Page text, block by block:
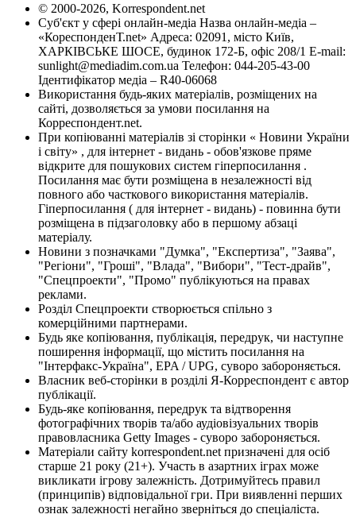
© 2000-2026, Korrespondent.net
Суб'єкт у сфері онлайн-медіа Назва онлайн-медіа –
«КореспонденТ.net» Адреса: 02091, місто Київ,
ХАРКІВСЬКЕ ШОСЕ, будинок 172-Б, офіс 208/1 E-mail:
sunlight@mediadim.com.ua Телефон: 044-205-43-00
Ідентифікатор медіа – R40-06068
Використання будь-яких матеріалів, розміщених на
сайті, дозволяється за умови посилання на
Корреспондент.net.
При копіюванні матеріалів зі сторінки « Новини України
і світу» , для інтернет - видань - обов'язкове пряме
відкрите для пошукових систем гіперпосилання .
Посилання має бути розміщена в незалежності від
повного або часткового використання матеріалів.
Гіперпосилання ( для інтернет - видань) - повинна бути
розміщена в підзаголовку або в першому абзаці
матеріалу.
Новини з позначками "Думка", "Експертиза", "Заява",
"Регіони", "Гроші", "Влада", "Вибори", "Тест-драйв",
"Спецпроекти", "Промо" публікуються на правах
реклами.
Розділ Спецпроекти створюється спільно з
комерційними партнерами.
Будь яке копіювання, публікація, передрук, чи наступне
поширення інформації, що містить посилання на
"Інтерфакс-Україна", EPA / UPG, суворо забороняється.
Власник веб-сторінки в розділі Я-Корреспондент є автор
публікації.
Будь-яке копіювання, передрук та відтворення
фотографічних творів та/або аудіовізуальних творів
правовласника Getty Images - суворо забороняється.
Матеріали сайту korrespondent.net призначені для осіб
старше 21 року (21+). Участь в азартних іграх може
викликати ігрову залежність. Дотримуйтесь правил
(принципів) відповідальної гри. При виявленні перших
ознак залежності негайно зверніться до спеціаліста.